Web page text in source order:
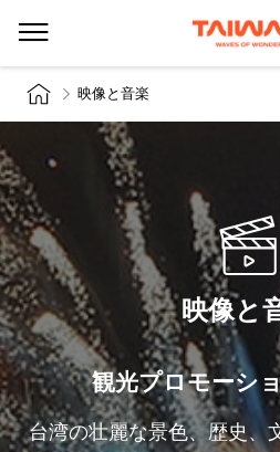
映像と音楽
映像と
観光プロモーシ
台湾の壮麗な景色、歴史、